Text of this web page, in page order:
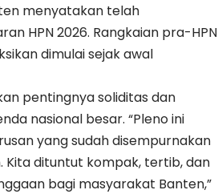
menyatakan telah
HPN 2026. Rangkaian pra-HPN
dimulai sejak awal
pentingnya soliditas dan
nasional besar. “Pleno ini
yang sudah disempurnakan
Kita dituntut kompak, tertib, dan
bagi masyarakat Banten,”